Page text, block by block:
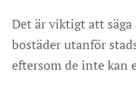
Det är viktigt att
bostäder utanför
eftersom de inte kan